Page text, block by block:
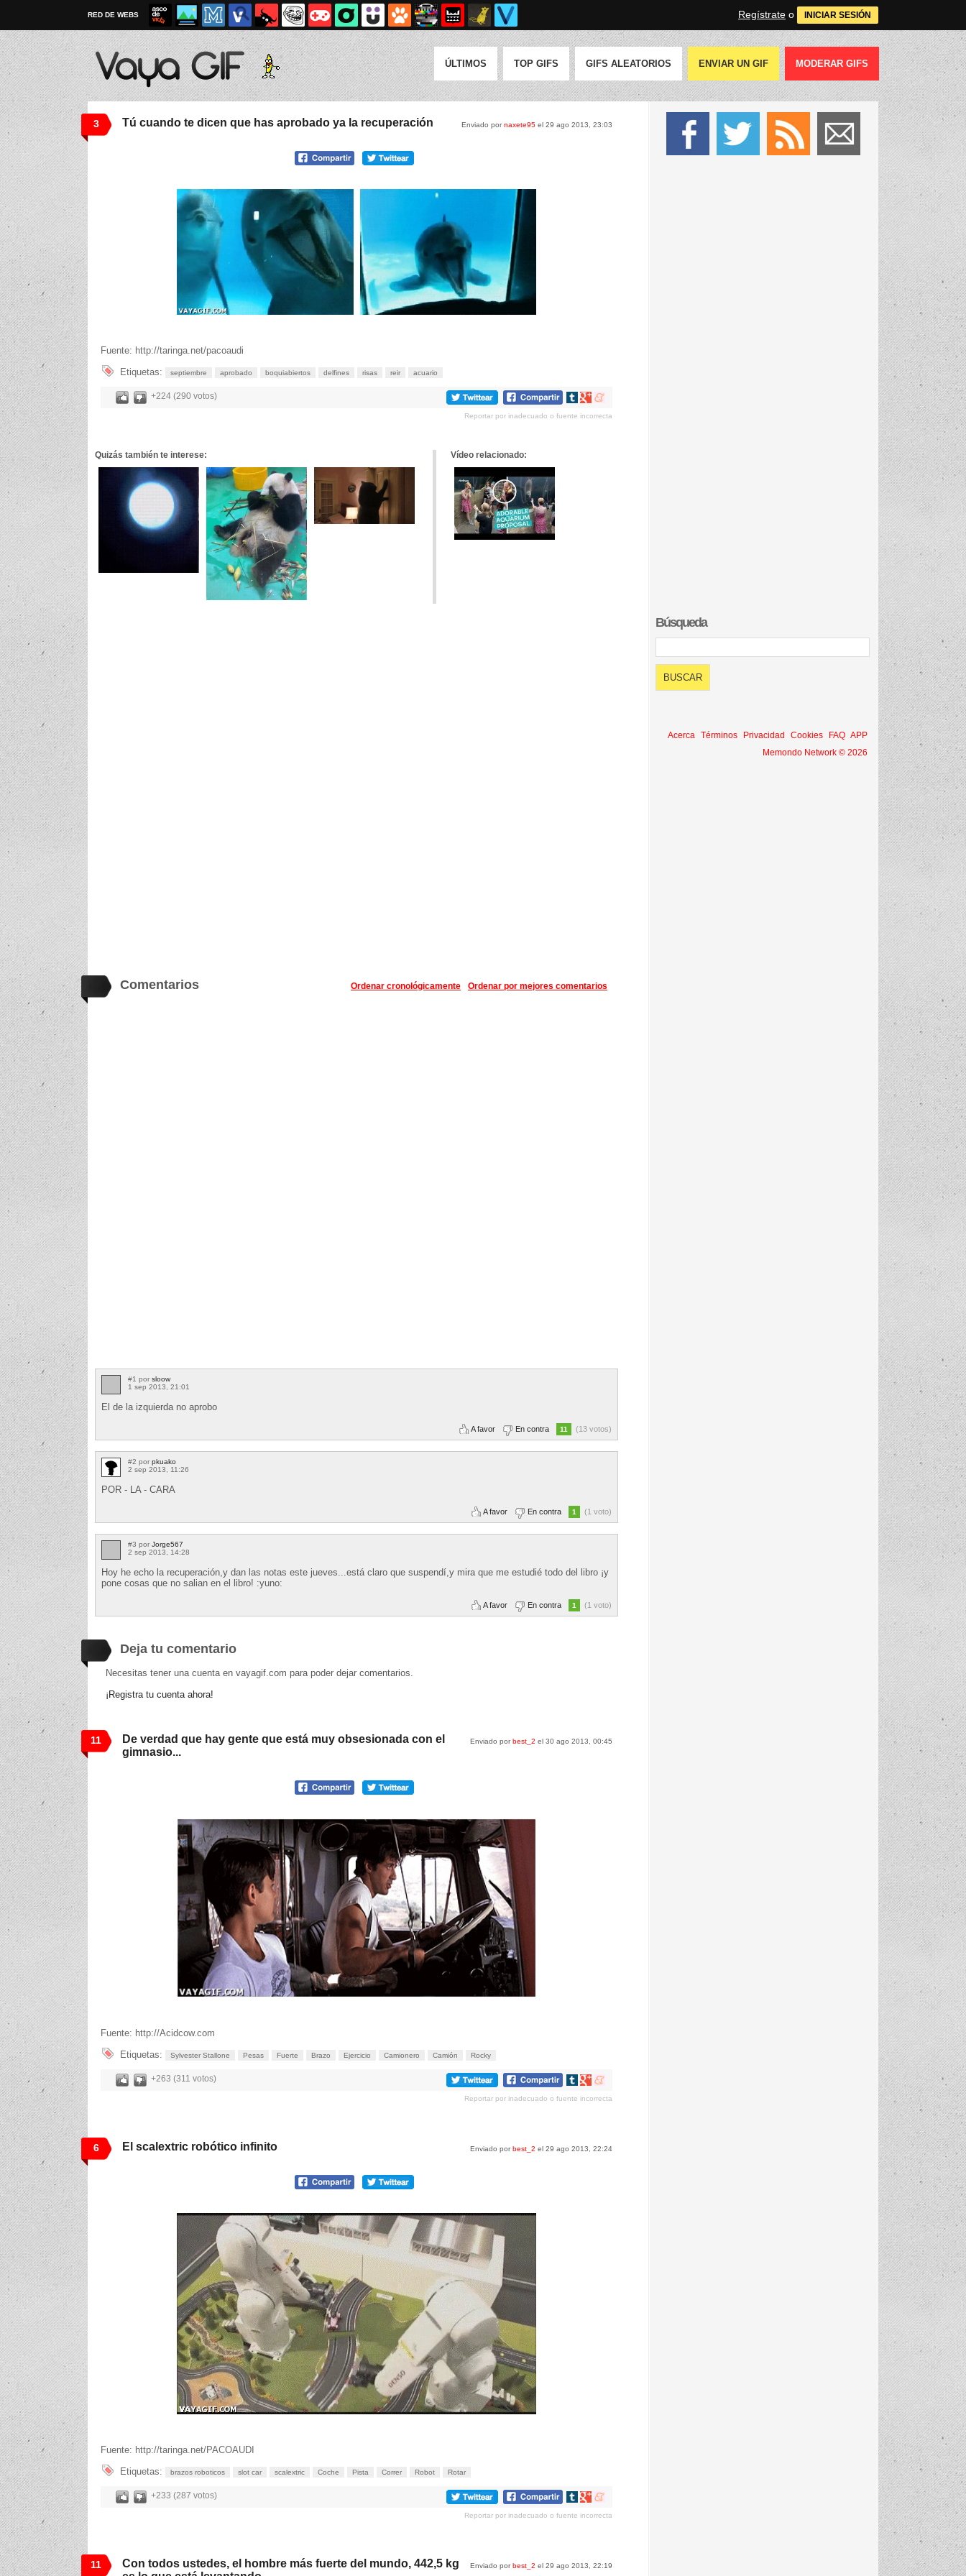
RED DE WEBS Regístrate o INICIAR SESIÓN
ÚLTIMOS TOP GIFS GIFS ALEATORIOS ENVIAR UN GIF MODERAR GIFS
3 Enviado pornaxete95 el 29 ago 2013, 23:03
Tú cuando te dicen que has aprobado ya la recuperación
Fuente: http://taringa.net/pacoaudi
Etiquetas:
septiembre aprobado boquiabiertos delfines risas reir acuario
+224 (290 votos)
Compartir
tumblr
Compartir
Google+
Compartir
meneame
Reportar por inadecuado o fuente incorrecta
Quizás también te interese: Vídeo relacionado:
Comentarios Ordenar por mejores comentarios
Ordenar cronológicamente
#1 por sloow
1 sep 2013, 21:01
El de la izquierda no aprobo
A favor En contra 11 (13 votos)
#2 por pkuako
2 sep 2013, 11:26
POR - LA - CARA
A favor En contra 1 (1 voto)
#3 por Jorge567
2 sep 2013, 14:28
Hoy he echo la recuperación,y dan las notas este jueves...está claro que suspendí,y mira que me estudié todo del libro ¡y
pone cosas que no salian en el libro! :yuno:
A favor En contra 1 (1 voto)
Deja tu comentario
Necesitas tener una cuenta en vayagif.com para poder dejar comentarios.
¡Registra tu cuenta ahora!
11 Enviado porbest_2 el 30 ago 2013, 00:45
De verdad que hay gente que está muy obsesionada con el
gimnasio...
Fuente: http://Acidcow.com
Etiquetas:
Sylvester Stallone Pesas Fuerte Brazo Ejercicio Camionero Camión Rocky
+263 (311 votos)
Compartir
tumblr
Compartir
Google+
Compartir
meneame
Reportar por inadecuado o fuente incorrecta
6 Enviado porbest_2 el 29 ago 2013, 22:24
El scalextric robótico infinito
Fuente: http://taringa.net/PACOAUDI
Etiquetas:
brazos roboticos slot car scalextric Coche Pista Correr Robot Rotar
+233 (287 votos)
Compartir
tumblr
Compartir
Google+
Compartir
meneame
Reportar por inadecuado o fuente incorrecta
11 Enviado porbest_2 el 29 ago 2013, 22:19
Con todos ustedes, el hombre más fuerte del mundo, 442,5 kg
Búsqueda
Acerca Términos Privacidad Cookies FAQ APP
Memondo Network © 2026